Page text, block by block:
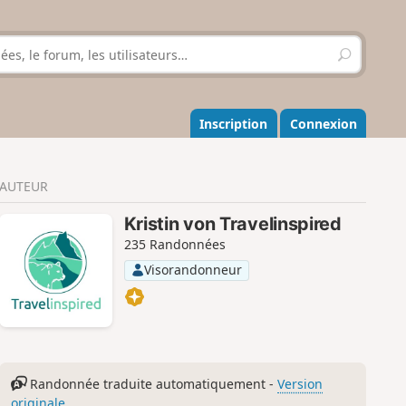
R
e
h
e
r
r
Inscription Connexion
AUTEUR
Kristin von Travelinspired
235 Randonnées
Visorandonneur
Randonnée traduite automatiquement -Version
originale